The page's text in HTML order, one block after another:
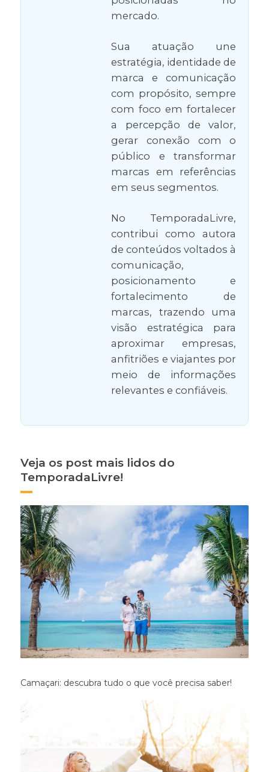
mercado.
Sua atuação une
estratégia, identidade de
marca e comunicação
com propósito, sempre
com foco em fortalecer
a percepção de valor,
gerar conexão com o
público e transformar
marcas em referências
em seus segmentos.
No TemporadaLivre,
contribui como autora
de conteúdos voltados à
comunicação,
posicionamento e
fortalecimento de
marcas, trazendo uma
visão estratégica para
aproximar empresas,
anfitriões e viajantes por
meio de informações
relevantes e confiáveis.
Veja os post mais lidos do
TemporadaLivre!
Camaçari: descubra tudo o que você precisa saber!